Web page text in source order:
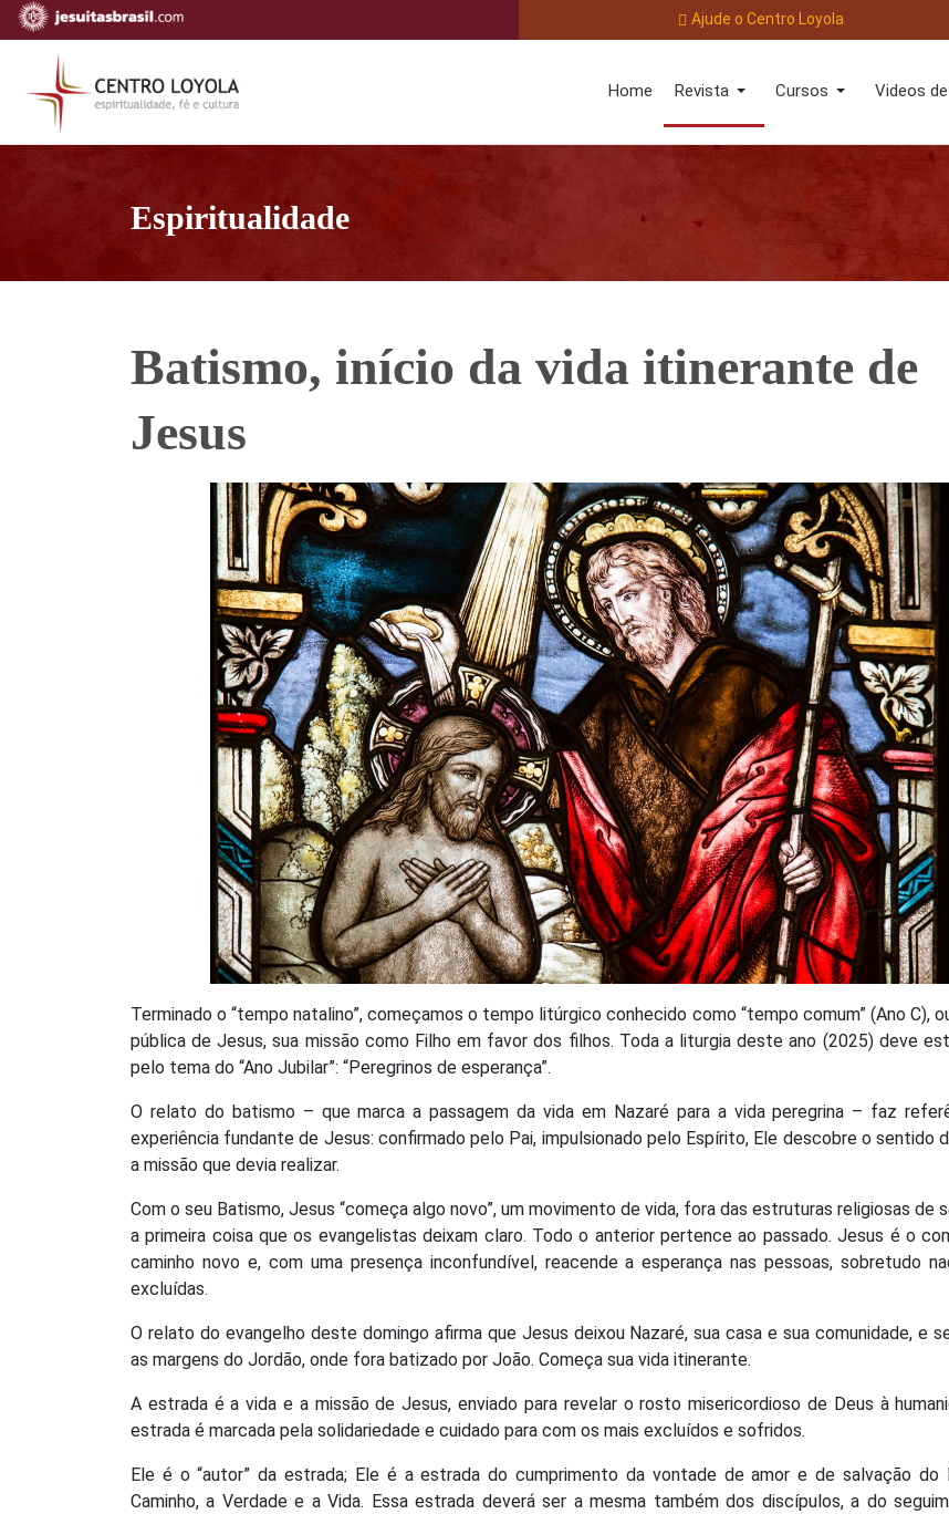
Ajude o Centro Loyola
Home Revista Cursos Videos
Espiritualidade
Batismo, início da vida itinerante de
Jesus
Terminado o “tempo natalino”, começamos o tempo litúrgico conhecido como “tempo comum” (Ano C),
pública de Jesus, sua missão como Filho em favor dos filhos. Toda a liturgia deste ano (2025) deve
pelo tema do “Ano Jubilar”: “Peregrinos de esperança”.
O relato do batismo – que marca a passagem da vida em Nazaré para a vida peregrina – faz
experiência fundante de Jesus: confirmado pelo Pai, impulsionado pelo Espírito, Ele descobre o sentido
a missão que devia realizar.
Com o seu Batismo, Jesus “começa algo novo”, um movimento de vida, fora das estruturas religiosas de
a primeira coisa que os evangelistas deixam claro. Todo o anterior pertence ao passado. Jesus é o
caminho novo e, com uma presença inconfundível, reacende a esperança nas pessoas, sobretudo
excluídas.
O relato do evangelho deste domingo afirma que Jesus deixou Nazaré, sua casa e sua comunidade, e
as margens do Jordão, onde fora batizado por João. Começa sua vida itinerante.
A estrada é a vida e a missão de Jesus, enviado para revelar o rosto misericordioso de Deus à
estrada é marcada pela solidariedade e cuidado para com os mais excluídos e sofridos.
Ele é o “autor” da estrada; Ele é a estrada do cumprimento da vontade de amor e de salvação do
Caminho, a Verdade e a Vida. Essa estrada deverá ser a mesma também dos discípulos, a do